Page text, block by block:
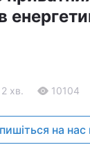
2 хв. 10104
на